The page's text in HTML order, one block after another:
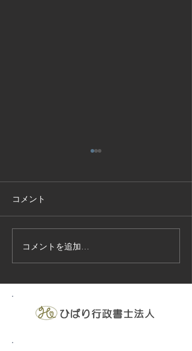
技能実習生１２名入国-フ
ィリピン、ベトナム
コメント
コメントを追加…